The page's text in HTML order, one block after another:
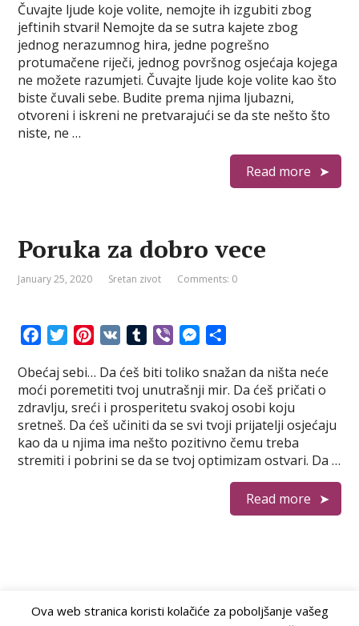
c
e
b
o
o
k
i
t
t
e
r
n
t
e
r
e
s
m
b
l
r
b
e
r
s
s
e
n
g
e
a
r
e
Čuvajte ljude koje volite, nemojte ih izgubiti zbog
jeftinih stvari! Nemojte da se sutra kajete zbog
jednog nerazumnog hira, jedne pogrešno
protumačene riječi, jednog površnog osjećaja kojega
ne možete razumjeti. Čuvajte ljude koje volite kao što
biste čuvali sebe. Budite prema njima ljubazni,
otvoreni i iskreni ne pretvarajući se da ste nešto što
niste, ne …
Read more
Poruka za dobro vece
January 25, 2020 Sretan zivot Comments: 0
c
e
b
o
o
T
i
t
t
e
r
n
t
e
r
e
m
b
l
r
b
e
r
M
s
s
e
n
g
a
r
e
Obećaj sebi… Da ćeš biti toliko snažan da ništa neće
moći poremetiti tvoj unutrašnji mir. Da ćeš pričati o
zdravlju, sreći i prosperitetu svakoj osobi koju
sretneš. Da ćeš učiniti da se svi tvoji prijatelji osjećaju
kao da u njima ima nešto pozitivno čemu treba
stremiti i pobrini se da se tvoj optimizam ostvari. Da …
Read more
Ova web stranica koristi kolačiće za poboljšanje vašeg